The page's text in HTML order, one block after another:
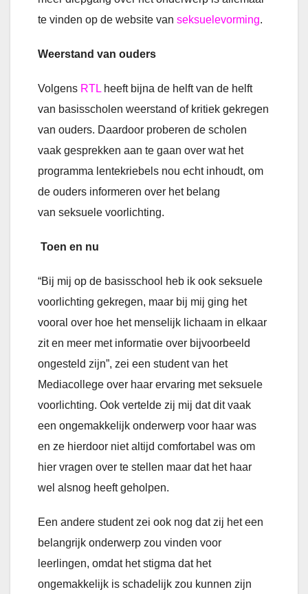
te vinden op de website van seksuelevorming.
Weerstand van ouders
Volgens RTL heeft bijna de helft van de helft
van basisscholen weerstand of kritiek gekregen
van ouders. Daardoor proberen de scholen
vaak gesprekken aan te gaan over wat het
programma lentekriebels nou echt inhoudt, om
de ouders informeren over het belang
van seksuele voorlichting.
Toen en nu
“Bij mij op de basisschool heb ik ook seksuele
voorlichting gekregen, maar bij mij ging het
vooral over hoe het menselijk lichaam in elkaar
zit en meer met informatie over bijvoorbeeld
ongesteld zijn”, zei een student van het
Mediacollege over haar ervaring met seksuele
voorlichting. Ook vertelde zij mij dat dit vaak
een ongemakkelijk onderwerp voor haar was
en ze hierdoor niet altijd comfortabel was om
hier vragen over te stellen maar dat het haar
wel alsnog heeft geholpen.
Een andere student zei ook nog dat zij het een
belangrijk onderwerp zou vinden voor
leerlingen, omdat het stigma dat het
ongemakkelijk is schadelijk zou kunnen zijn